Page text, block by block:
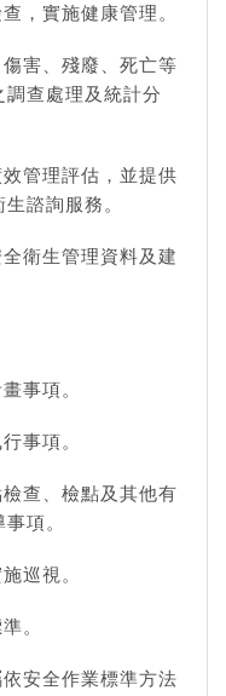
，實施健康管理。
害、殘廢、死亡等
調查處理及統計分
管理評估，並提供
諮詢服務。
衛生管理資料及建
事項。
事項。
查、檢點及其他有
項。
巡視。
。
安全作業標準方法